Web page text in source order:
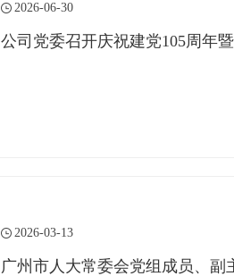
2026-06-30
公司党委召开庆祝建党105周年
2026-03-13
广州市人大常委会党组成员、